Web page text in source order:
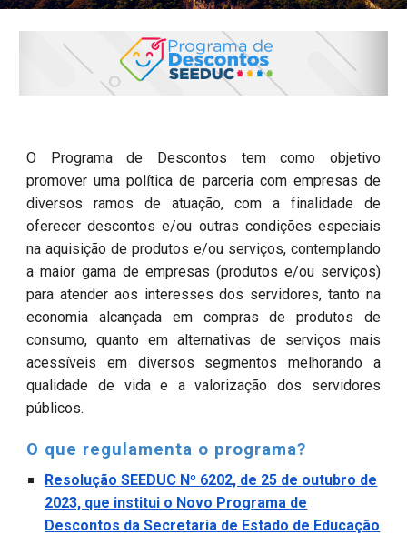
O Programa de Descontos tem como objetivo
promover uma política de parceria com empresas de
diversos ramos de atuação, com a finalidade de
oferecer descontos e/ou outras condições especiais
na aquisição de produtos e/ou serviços, contemplando
a maior gama de empresas (produtos e/ou serviços)
para atender aos interesses dos servidores, tanto na
economia alcançada em compras de produtos de
consumo, quanto em alternativas de serviços mais
acessíveis em diversos segmentos melhorando a
qualidade de vida e a valorização dos servidores
públicos.
O que regulamenta o programa?
Resolução SEEDUC Nº 6202, de 25 de outubro de
2023, que institui o Novo Programa de
Descontos da Secretaria de Estado de Educação